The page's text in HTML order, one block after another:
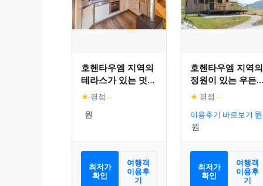
호헨타우엠 지역의
테라스가 있는 멋진
샬레
★ 평점 –
최저가
확인
여행객
이용후
기
호헨타우엠 지역의
정원이 있는 우든
샬레
★ 평점 –
이용후기 바로보기
최저가
확인
여행객
이용후
기